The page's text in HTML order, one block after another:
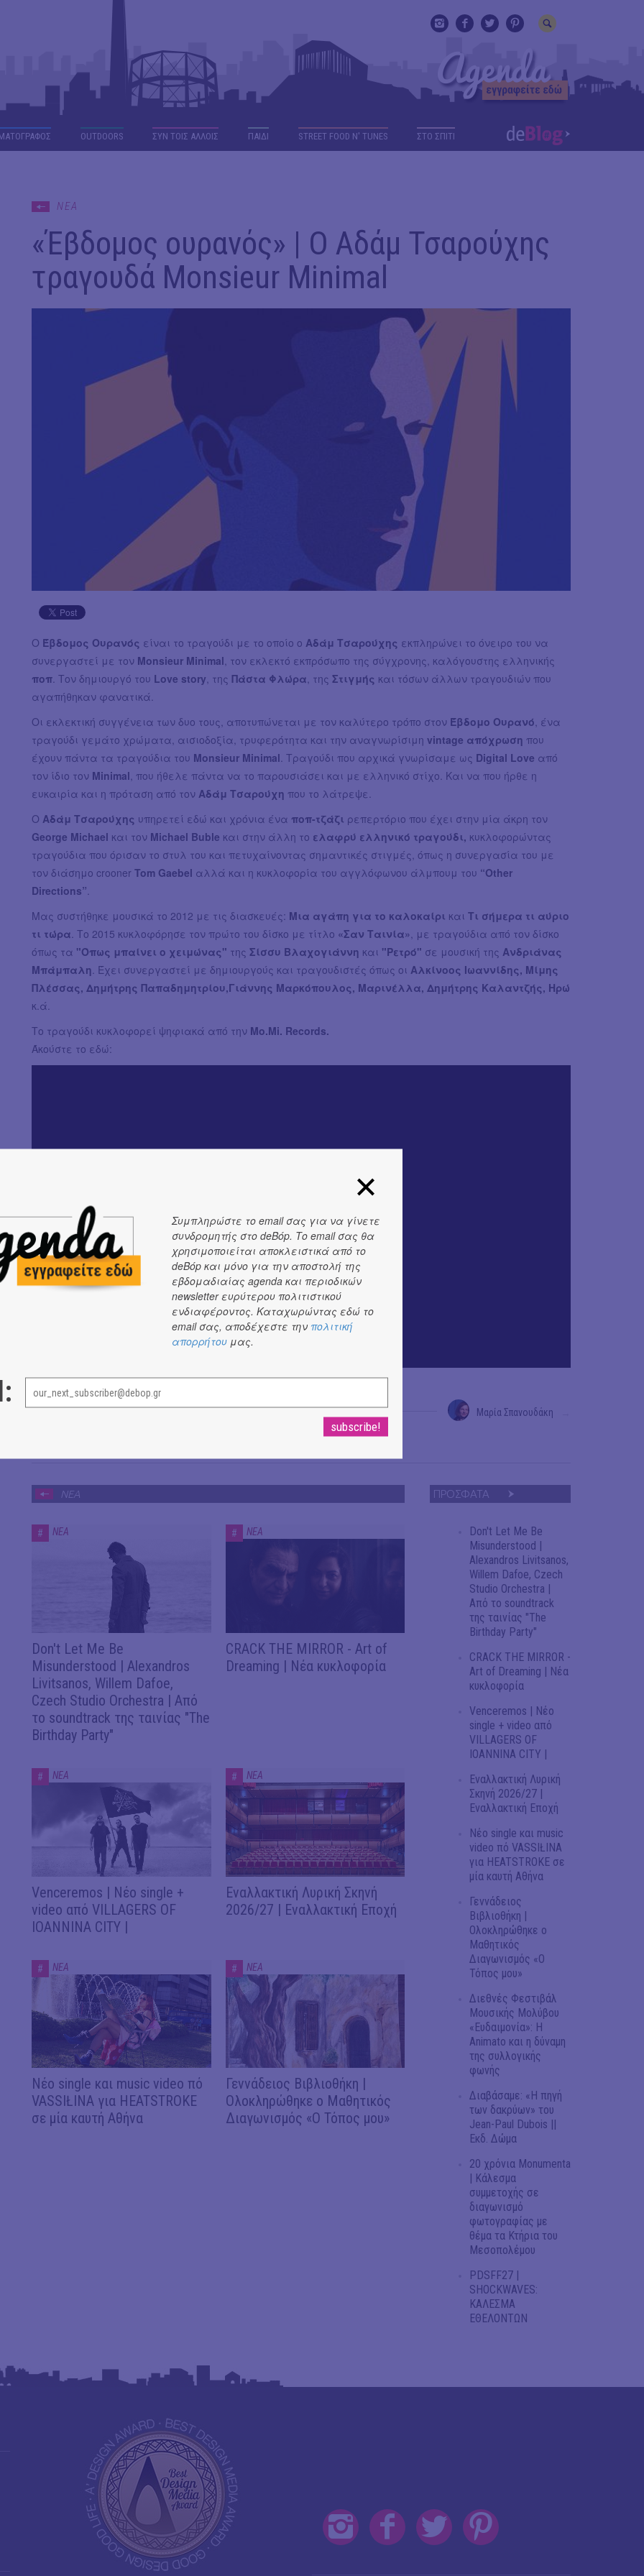
OUTDΟORS ΣΥΝ ΤΟΙΣ ΑΛΛΟΙΣ ΠΑΙΔΙ STREET FOOD N' TUNES ΣΤΟ ΣΠΙΤΙ
ΝΕΑ
«Έβδομος ουρανός» | Ο Αδάμ Τσαρούχης
τραγουδά Monsieur Minimal
Ο Έβδομος Ουρανός είναι το τραγούδι με το οποίο ο Αδάμ Τσαρούχης εκπληρώνει το όνειρο του να
συνεργαστεί με τον Monsieur Minimal , τον εκλεκτό εκπρόσωπο της σύγχρονης, καλόγουστης ελληνικής
ποπ . Τον δημιουργό του Love story , της Πάστα Φλώρα , της Στιγμής και τόσων άλλων τραγουδιών που
αγαπήθηκαν φανατικά.
Οι εκλεκτική συγγένεια των δυο τους, αποτυπώνεται με τον καλύτερο τρόπο στον Έβδομο Ουρανό , ένα
τραγούδι γεμάτο χρώματα, αισιοδοξία, τρυφερότητα και την αναγνωρίσιμη vintage απόχρωση που
έχουν πάντα τα τραγούδια του Monsieur Minimal . Τραγούδι που αρχικά γνωρίσαμε ως Digital Love από
τον ίδιο τον Minimal , που ήθελε πάντα να το παρουσιάσει και με ελληνικό στίχο. Και να που ήρθε η
ευκαιρία και η πρόταση από τον Αδάμ Τσαρούχη που το λάτρεψε.
Ο Αδάμ Τσαρούχης υπηρετεί εδώ και χρόνια ένα ποπ-τζάζι ρεπερτόριο που έχει στην μία άκρη τον
George Michael και τον Michael Buble και στην άλλη το ελαφρύ ελληνικό τραγούδι, κυκλοφορώντας
τραγούδια που όρισαν το στυλ του και πετυχαίνοντας σημαντικές στιγμές, όπως η συνεργασία του με
τον διάσημο crooner Tom Gaebel αλλά και η κυκλοφορία του αγγλόφωνου άλμπουμ του “Other
Directions”
Μας συστήθηκε μουσικά το 2012 με τις διασκευές: Μια αγάπη για το καλοκαίρι και Τι σήμερα τι αύριο
τι τώρα . Το 2015 κυκλοφόρησε τον πρώτο του δίσκο με τίτλο «Σαν Ταινία» , με τραγούδια από τον δίσκο
όπως τα "Όπως μπαίνει ο χειμώνας" της Σίσσυ Βλαχογιάννη και "Ρετρό" σε μουσική της Ανδριάνας
Μπάμπαλη . Έχει συνεργαστεί με δημιουργούς και τραγουδιστές όπως οι Αλκίνοος Ιωαννίδης, Μίμης
Πλέσσας, Δημήτρης Παπαδημητρίου,Γιάννης Μαρκόπουλος, Μαρινέλλα, Δημήτρης Καλαντζής, Ηρώ
κ.ά.
Το τραγούδι κυκλοφορεί ψηφιακά από την Mo.Mi. Records.
Άκούστε το εδώ:
Μαρία Σπανουδάκη
ΝΕΑ
# ΝΕΑ
Don't Let Me Be
Misunderstood | Alexandros
Livitsanos, Willem Dafoe,
Czech Studio Orchestra | Από
το soundtrack της ταινίας "The
Birthday Party"
# ΝΕΑ
CRACK THE MIRROR - Art of
Dreaming | Νέα κυκλοφορία
# ΝΕΑ
Venceremos | Νέο single +
video από VILLAGERS OF
IOANNINA CITY |
# ΝΕΑ
Εναλλακτική Λυρική Σκηνή
2026/27 | Εναλλακτική Εποχή
# ΝΕΑ
Νέο single και music video πό
VASSIŁINA για HEATSTROKE
σε μία καυτή Αθήνα
# ΝΕΑ
Γεννάδειος Βιβλιοθήκη |
Ολοκληρώθηκε ο Μαθητικός
Διαγωνισμός «Ο Τόπος μου»
ΠΡΟΣΦΑΤΑ
Don't Let Me Be
Misunderstood |
Alexandros Livitsanos,
Willem Dafoe, Czech
Studio Orchestra |
Από το soundtrack
της ταινίας "The
Birthday Party"
CRACK THE MIRROR -
Art of Dreaming | Νέα
κυκλοφορία
Venceremos | Νέο
single + video από
VILLAGERS OF
IOANNINA CITY |
Εναλλακτική Λυρική
Σκηνή 2026/27 |
Εναλλακτική Εποχή
Νέο single και music
video πό VASSIŁINA
για HEATSTROKE σε
μία καυτή Αθήνα
Γεννάδειος
Βιβλιοθήκη |
Ολοκληρώθηκε ο
Μαθητικός
Διαγωνισμός «Ο
Τόπος μου»
Διεθνές Φεστιβάλ
Μουσικής Μολύβου
«Ευδαιμονία»: Η
Animato και η δύναμη
της συλλογικής
φωνής
Διαβάσαμε: «Η πηγή
των δακρύων» του
Jean-Paul Dubois ||
Εκδ. Δώμα
20 χρόνια Monumenta
| Κάλεσμα
συμμετοχής σε
διαγωνισμό
φωτογραφίας με
θέμα τα Κτήρια του
Μεσοπολέμου
PDSFF27 |
SHOCKWAVES:
ΚΑΛΕΣΜΑ
ΕΘΕΛΟΝΤΩΝ
Συμπληρώστε το email σας για να γίνετε
συνδρομητής στο deBόp. Το email σας θα
χρησιμοποιείται αποκλειστικά από το
deBόp και μόνο για την αποστολή της
εβδομαδιαίας agenda και περιοδικών
newsletter ευρύτερου πολιτιστικού
ενδιαφέροντος. Καταχωρώντας εδώ το
email σας, αποδέχεστε την πολιτική
απορρήτου μας.